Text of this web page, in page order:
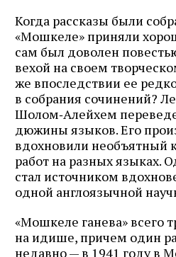
Когда рассказы были
«Мошкеле» приняли
сам был доволен
вехой на своем
же впоследствии ее
в собрания сочинений?
Шолом‑Алейхем
дюжины языков. Его
вдохновили необъятный
работ на разных языках.
стал источником
одной англоязычной
«Мошкеле ганева» всего
на идише, причем один
недавно — в 1941 году в